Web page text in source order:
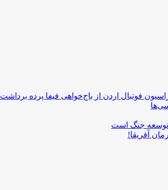
فوتبال اردن از باج‌خواهی فیفا پرده برداشت
توسعه جنگ است